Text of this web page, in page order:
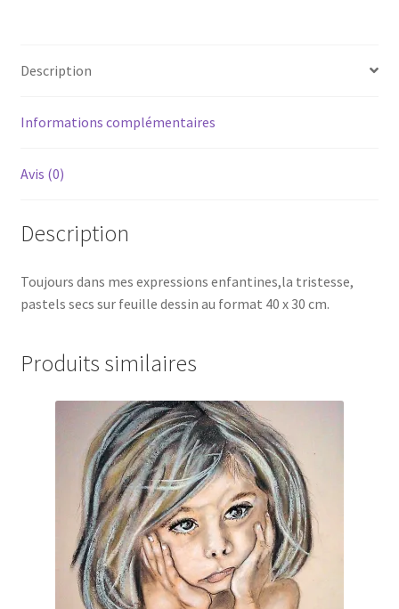
Description
Informations complémentaires
Avis (0)
Description
Toujours dans mes expressions enfantines,la tristesse,
pastels secs sur feuille dessin au format 40 x 30 cm.
Produits similaires